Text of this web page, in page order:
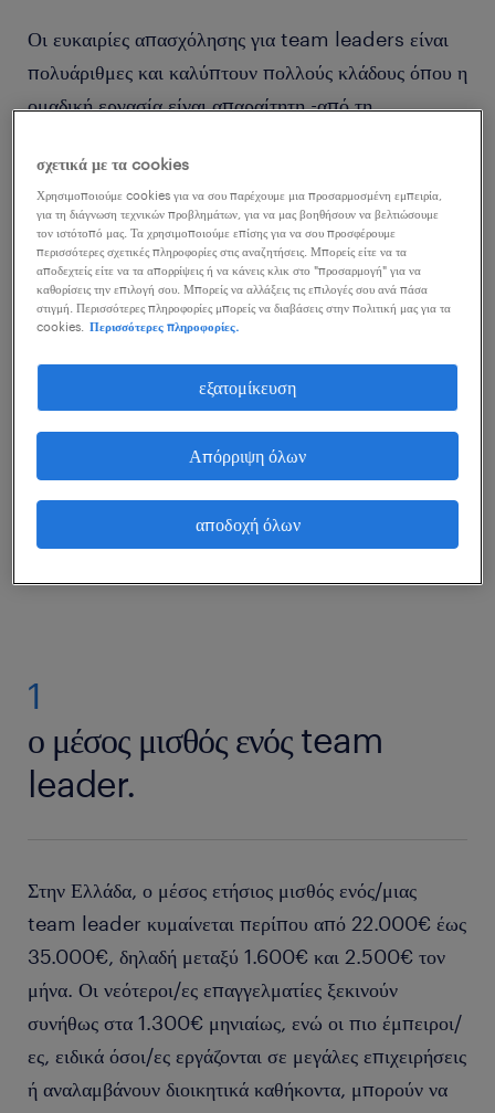
Οι ευκαιρίες απασχόλησης για team leaders είναι
πολυάριθμες και καλύπτουν πολλούς κλάδους όπου η
ομαδική εργασία είναι απαραίτητη -από τη
ποιοτικό έλεγχο, έως την υγεία, όπου συντονίζεις το
ιατρικό προσωπικό ή τα κοινοτικά προγράμματα.
Αν σε χαρακτηρίζουν η ικανότητα καθοδήγησης, η
ενσυναίσθηση και η διάθεση να εμπνέεις τους
άλλους, τότε ο ρόλος του/της team leader μπορεί
να αποτελέσει την καλύτερη επαγγελματική πορεία
για σένα. Συνέχισε να διαβάζεις για να μάθεις ποιες
ικανότητες και προσόντα χρειάζεσαι για να πετύχεις
θέσεις team leader
1
ο μέσος μισθός ενός team
leader.
Στην Ελλάδα, ο μέσος ετήσιος μισθός ενός/μιας
team leader κυμαίνεται περίπου από 22.000€ έως
35.000€, δηλαδή μεταξύ 1.600€ και 2.500€ τον
μήνα. Οι νεότεροι/ες επαγγελματίες ξεκινούν
συνήθως στα 1.300€ μηνιαίως, ενώ οι πιο έμπειροι/
ες, ειδικά όσοι/ες εργάζονται σε μεγάλες επιχειρήσεις
ή αναλαμβάνουν διοικητικά καθήκοντα, μπορούν να
σχετικά με τα cookies
Χρησιμοποιούμε cookies για να σου παρέχουμε μια προσαρμοσμένη εμπειρία,
για τη διάγνωση τεχνικών προβλημάτων, για να μας βοηθήσουν να βελτιώσουμε
τον ιστότοπό μας. Τα χρησιμοποιούμε επίσης για να σου προσφέρουμε
περισσότερες σχετικές πληροφορίες στις αναζητήσεις. Μπορείς είτε να τα
αποδεχτείς είτε να τα απορρίψεις ή να κάνεις κλικ στο "προσαρμογή" για να
καθορίσεις την επιλογή σου. Μπορείς να αλλάξεις τις επιλογές σου ανά πάσα
στιγμή. Περισσότερες πληροφορίες μπορείς να διαβάσεις στην πολιτική μας για τα
cookies.
Περισσότερες πληροφορίες.
εξατομίκευση
Απόρριψη όλων
αποδοχή όλων